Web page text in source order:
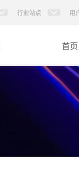
行业站点 用
首页